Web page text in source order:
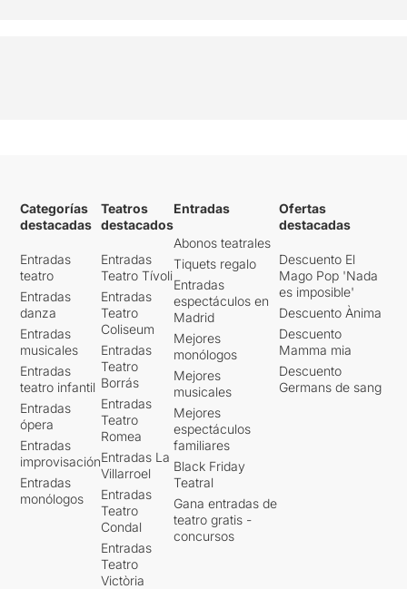
Categorías
destacadas
Entradas
teatro
Entradas
danza
Entradas
musicales
Entradas
teatro infantil
Entradas
ópera
Entradas
improvisación
Entradas
monólogos
Teatros
destacados
Entradas
Teatro Tívoli
Entradas
Teatro
Coliseum
Entradas
Teatro
Borrás
Entradas
Teatro
Romea
Entradas La
Villarroel
Entradas
Teatro
Condal
Entradas
Teatro
Victòria
Entradas
Abonos teatrales
Tiquets regalo
Entradas
espectáculos en
Madrid
Mejores
monólogos
Mejores
musicales
Mejores
espectáculos
familiares
Black Friday
Teatral
Gana entradas de
teatro gratis -
concursos
Ofertas
destacadas
Descuento El
Mago Pop 'Nada
es imposible'
Descuento Ànima
Descuento
Mamma mia
Descuento
Germans de sang